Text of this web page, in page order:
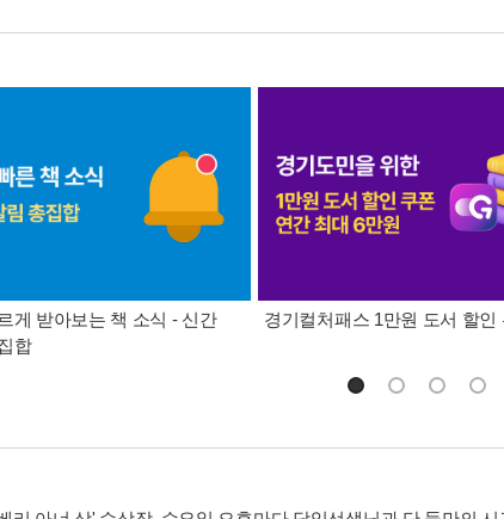
게 받아보는 책 소식 - 신간
합
경기컬처패스 1만원 도서 할인